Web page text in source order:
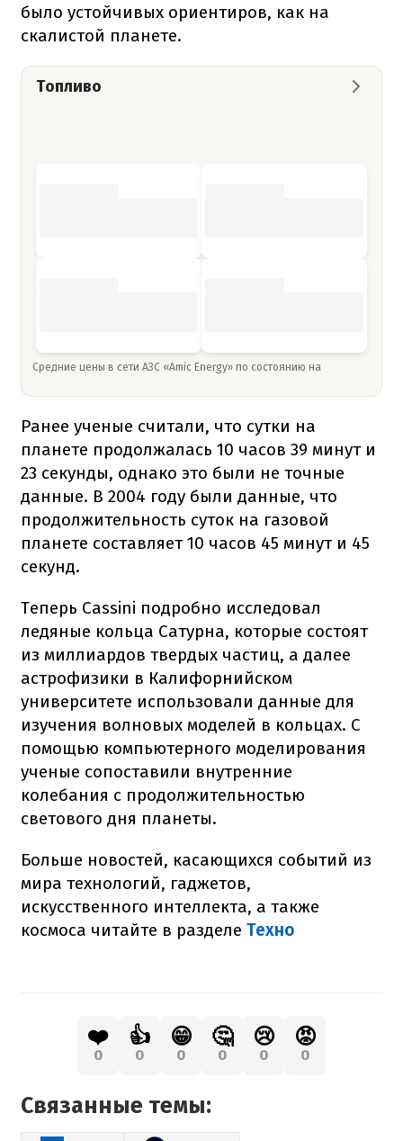
было устойчивых ориентиров, как на
скалистой планете.
Топливо
Средние цены в сети АЗС «Amic Energy» по состоянию на
Ранее ученые считали, что сутки на
планете продолжалась 10 часов 39 минут и
23 секунды, однако это были не точные
данные. В 2004 году были данные, что
продолжительность суток на газовой
планете составляет 10 часов 45 минут и 45
секунд.
Теперь Cassini подробно исследовал
ледяные кольца Сатурна, которые состоят
из миллиардов твердых частиц, а далее
астрофизики в Калифорнийском
университете использовали данные для
изучения волновых моделей в кольцах. С
помощью компьютерного моделирования
ученые сопоставили внутренние
колебания с продолжительностью
светового дня планеты.
Больше новостей, касающихся событий из
мира технологий, гаджетов,
искусственного интеллекта, а также
космоса читайте в разделе Техно
❤️
0
👍
0
😁
0
🤔
0
😢
0
😡
0
Связанные темы: